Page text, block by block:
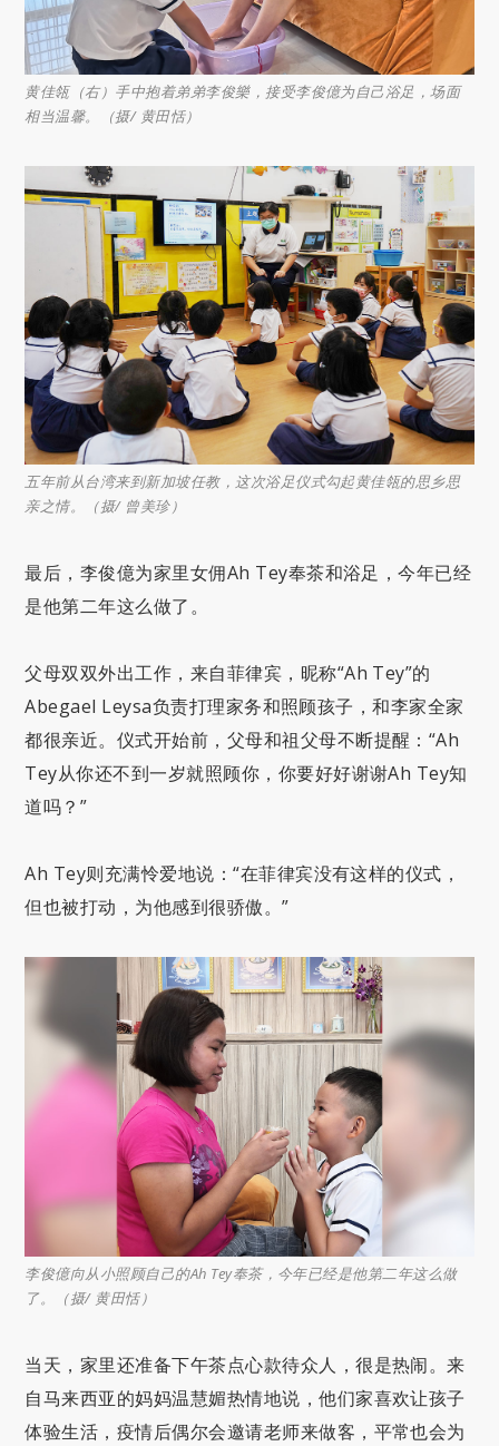
黄佳瓴（右）手中抱着弟弟李俊樂，接受李俊億为自己浴足，场面
相当温馨。（摄/ 黄田恬）
五年前从台湾来到新加坡任教，这次浴足仪式勾起黄佳瓴的思乡思
亲之情。（摄/ 曾美珍）
最后，李俊億为家里女佣Ah Tey奉茶和浴足，今年已经
是他第二年这么做了。
父母双双外出工作，来自菲律宾，昵称“Ah Tey”的
Abegael Leysa负责打理家务和照顾孩子，和李家全家
都很亲近。仪式开始前，父母和祖父母不断提醒：“Ah
Tey从你还不到一岁就照顾你，你要好好谢谢Ah Tey知
道吗？”
Ah Tey则充满怜爱地说：“在菲律宾没有这样的仪式，
但也被打动，为他感到很骄傲。”
李俊億向从小照顾自己的Ah Tey奉茶，今年已经是他第二年这么做
了。（摄/ 黄田恬）
当天，家里还准备下午茶点心款待众人，很是热闹。来
自马来西亚的妈妈温慧媚热情地说，他们家喜欢让孩子
体验生活，疫情后偶尔会邀请老师来做客，平常也会为